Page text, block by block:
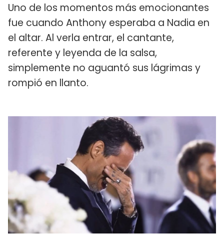
Uno de los momentos más emocionantes
fue cuando Anthony esperaba a Nadia en
el altar. Al verla entrar, el cantante,
referente y leyenda de la salsa,
simplemente no aguantó sus lágrimas y
rompió en llanto.